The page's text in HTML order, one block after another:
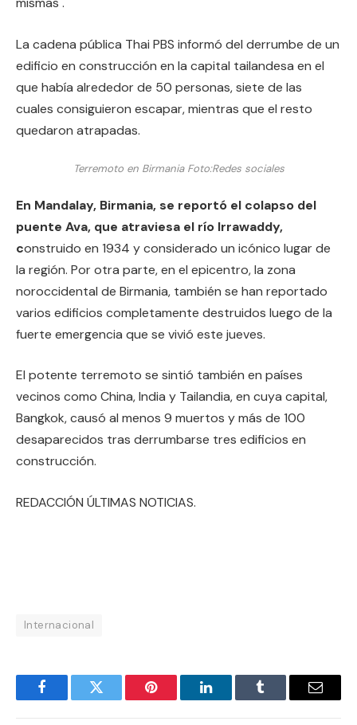
La cadena pública Thai PBS informó del derrumbe de un
edificio en construcción en la capital tailandesa en el
que había alrededor de 50 personas, siete de las
cuales consiguieron escapar, mientras que el resto
quedaron atrapadas.
Terremoto en BirmaniaFoto:Redes sociales
En Mandalay, Birmania, se reportó el colapso del
puente Ava, que atraviesa el río Irrawaddy,
construido en 1934 y considerado un icónico lugar de
la región. Por otra parte, en el epicentro, la zona
noroccidental de Birmania, también se han reportado
varios edificios completamente destruidos luego de la
fuerte emergencia que se vivió este jueves.
El potente terremoto se sintió también en países
vecinos como China, India y Tailandia, en cuya capital,
Bangkok, causó al menos 9 muertos y más de 100
desaparecidos tras derrumbarse tres edificios en
construcción.
REDACCIÓN ÚLTIMAS NOTICIAS.
Internacional
FacebookTwitter Pinterest LinkedInTumblr Email